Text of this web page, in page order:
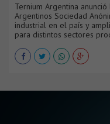
Ternium Argentina
Argentinos Sociedad
industrial en el país y
para distintos sectores